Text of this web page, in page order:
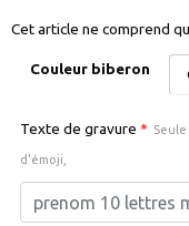
Cet article ne comprend
Couleur biberon
Texte de gravure *
d'émoji,